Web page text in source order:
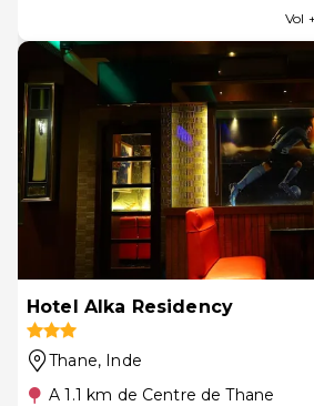
Vol
Hotel Alka Residency
Thane, Inde
A 1.1 km de Centre de Thane